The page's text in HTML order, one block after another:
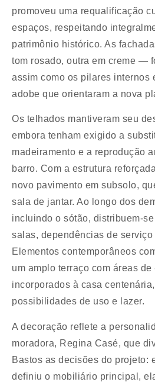
promoveu uma requalificação
espaços, respeitando
patrimônio histórico. As
tom rosado, outra em creme —
assim como os pilares internos
adobe que orientaram a nova
Os telhados mantiveram seu
embora tenham exigido a
madeiramento e a reprodução
barro. Com a estrutura
novo pavimento em subsolo,
sala de jantar. Ao longo dos
incluindo o sótão, distribuem-
salas, dependências de
Elementos contemporâneos
um amplo terraço com áreas
incorporados à casa
possibilidades de uso e lazer.
A decoração reflete a
moradora, Regina Casé, que
Bastos as decisões do projeto:
definiu o mobiliário principal,